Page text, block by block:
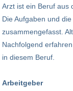
Arzt ist ein Beruf aus
Die Aufgaben und
zusammengefasst.
Nachfolgend
in diesem Beruf.
Arbeitgeber